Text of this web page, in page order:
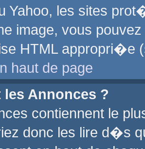
Yahoo, les sites
image, vous
HTML
haut de page
les Annonces ?
contiennent le
donc les lire d�s